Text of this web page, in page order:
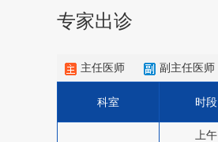
专家出诊
主任医师 副主任医师
科室 时段
上午